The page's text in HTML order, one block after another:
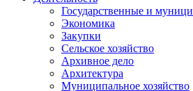
Государственные и
Экономика
Закупки
Сельское хозяйство
Архивное дело
Архитектура
Муниципальное хозяйство